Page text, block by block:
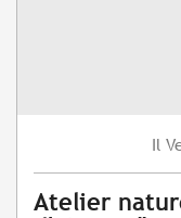
Il
Atelier